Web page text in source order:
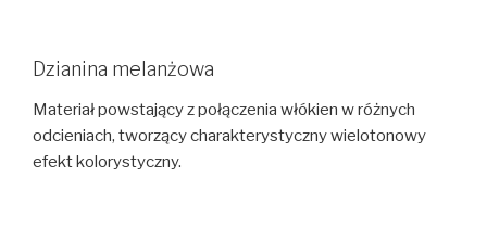
Dzianina melanżowa
Materiał powstający z połączenia włókien w różnych
odcieniach, tworzący charakterystyczny wielotonowy
efekt kolorystyczny.